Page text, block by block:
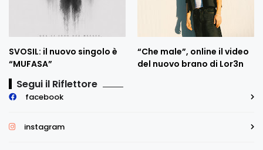
SVOSIL: il nuovo singolo è
“MUFASA”
“Che male”, online il video
del nuovo brano di Lor3n
Segui il Riflettore
facebook
instagram